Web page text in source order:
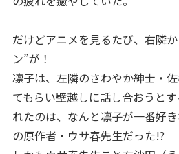
だけどアニメを見るたび、右隣
ン”が！
凛子は、左隣のさわやか紳士・
てもらい壁越しに話し合おうと
れたのは、なんと凛子が一番好
の原作者・ウサ春先生だった!?